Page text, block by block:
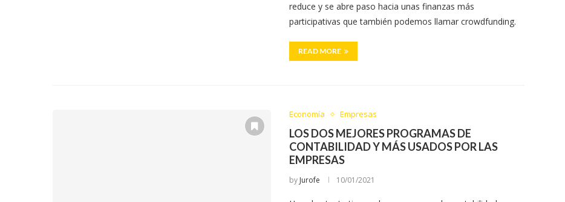
reduce y se abre paso hacia unas finanzas más
participativas que también podemos llamar crowdfunding.
READ MORE
Economía Empresas
LOS DOS MEJORES PROGRAMAS DE
CONTABILIDAD Y MÁS USADOS POR LAS
EMPRESAS
by Jurofe 10/01/2021